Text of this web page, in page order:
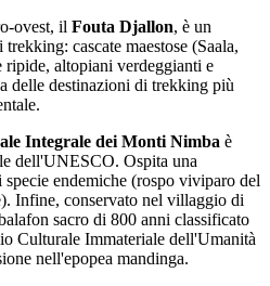
ovest, il Fouta Djallon, è un
cascate maestose (Saala,
altopiani verdeggianti e
delle destinazioni di trekking più
Integrale dei Monti Nimba è
dell'UNESCO. Ospita una
endemiche (rospo viviparo del
Infine, conservato nel villaggio di
sacro di 800 anni classificato
Culturale Immateriale dell'Umanità
nell'epopea mandinga.